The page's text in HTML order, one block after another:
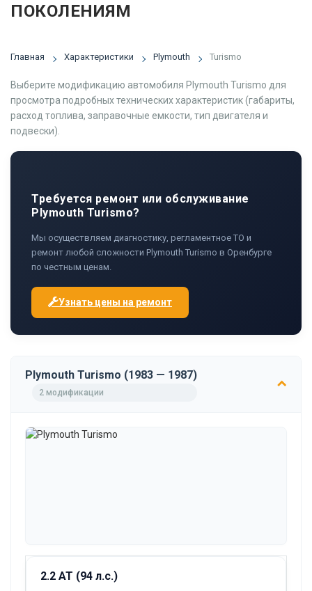
ПОКОЛЕНИЯМ
Главная Характеристики Plymouth Turismo
Выберите модификацию автомобиля Plymouth Turismo для
просмотра подробных технических характеристик (габариты,
расход топлива, заправочные емкости, тип двигателя и
подвески).
Требуется ремонт или обслуживание
Plymouth Turismo?
Мы осуществляем диагностику, регламентное ТО и
ремонт любой сложности Plymouth Turismo в Оренбурге
по честным ценам.
Узнать цены на ремонт
Plymouth Turismo (1983 — 1987)
2 модификации
2.2 AT (94 л.с.)